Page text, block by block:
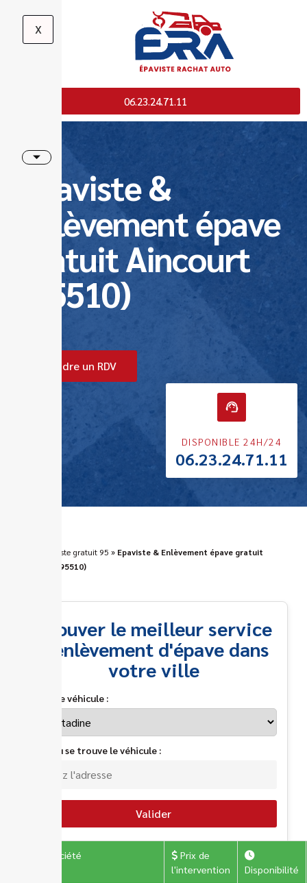
X
06.23.24.71.11
Epaviste &
Enlèvement épave
gratuit Aincourt
(95510)
Prendre un RDV
DISPONIBLE 24H/24
06.23.24.71.11
Epaviste gratuit 95 » Epaviste & Enlèvement épave gratuit
Aincourt (95510)
Trouver le meilleur service
d'enlèvement d'épave dans
votre ville
Type de véhicule :
Lieu où se trouve le véhicule :
Valider
Société
Prix de
l'intervention
Disponibilité